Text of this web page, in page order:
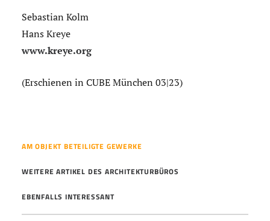
Sebastian Kolm
Hans Kreye
www.kreye.org
(Erschienen in CUBE München 03|23)
AM OBJEKT BETEILIGTE GEWERKE
WEITERE ARTIKEL DES ARCHITEKTURBÜROS
EBENFALLS INTERESSANT